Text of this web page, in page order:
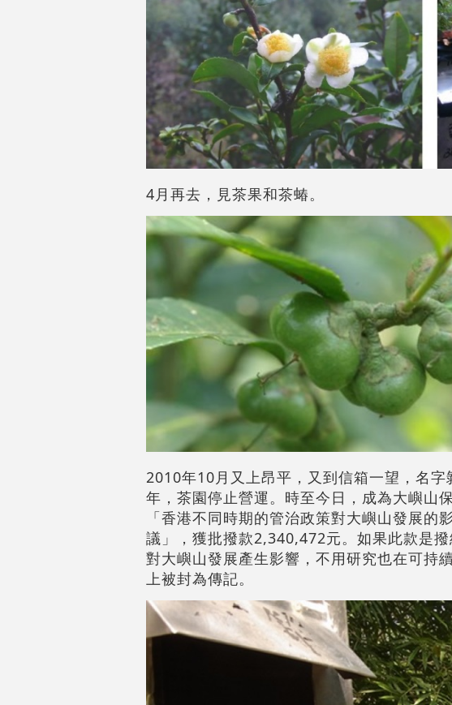
4 月再去，見茶果和茶蝽。
2010年10 月又上昂平，又到信箱一望，名
年，茶園停止營運。時至今日，成為大嶼山
「香港不同時期的管治政策對大嶼山發展
議」，獲批撥款2,340,472元。如果此款是
對大嶼山發展產生影響，不用研究也在可持
上被封為傳記。